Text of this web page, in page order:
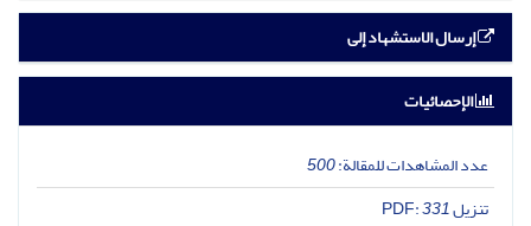
إرسال الاستشهاد إلى
الإحصائيات
عدد المشاهدات للمقالة:500
تنزیل PDF:331